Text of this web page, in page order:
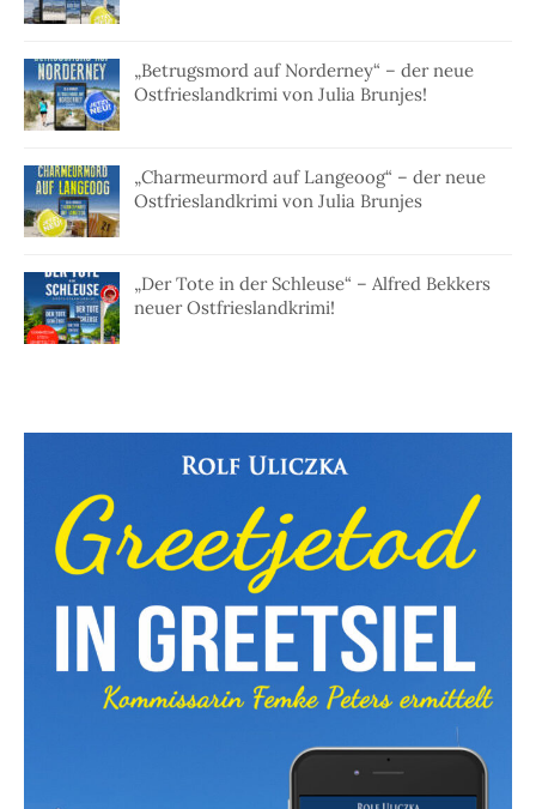
„Betrugsmord auf Norderney“ – der neue
Ostfrieslandkrimi von Julia Brunjes!
„Charmeurmord auf Langeoog“ – der neue
Ostfrieslandkrimi von Julia Brunjes
„Der Tote in der Schleuse“ – Alfred Bekkers
neuer Ostfrieslandkrimi!